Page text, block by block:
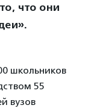
что они
школьников
55
вузов